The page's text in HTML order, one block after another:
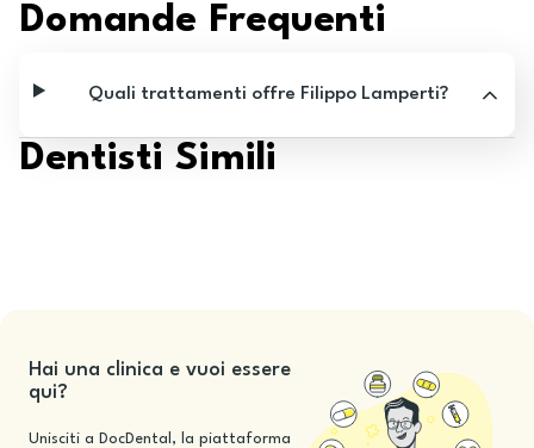
Domande Frequenti
Quali trattamenti offre Filippo Lamperti?
Dentisti Simili
Hai una clinica e vuoi essere
qui?
Unisciti a DocDental, la piattaforma